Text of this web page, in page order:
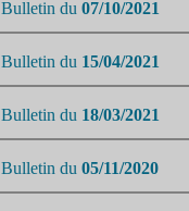
Bulletin du 07/10/2021
Bulletin du 15/04/2021
Bulletin du 18/03/2021
Bulletin du 05/11/2020